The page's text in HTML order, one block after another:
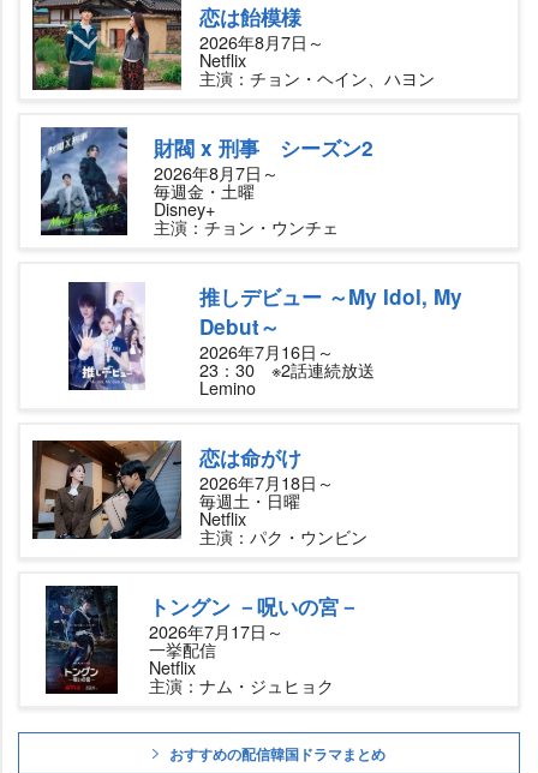
恋は飴模様
2026年8月7日～
Netflix
主演：チョン・ヘイン、ハヨン
財閥 x 刑事 シーズン2
2026年8月7日～
毎週金・土曜
Disney+
主演：チョン・ウンチェ
推しデビュー ～My Idol, My
Debut～
2026年7月16日～
23：30 ※2話連続放送
Lemino
恋は命がけ
2026年7月18日～
毎週土・日曜
Netflix
主演：パク・ウンビン
トングン －呪いの宮－
2026年7月17日～
一挙配信
Netflix
主演：ナム・ジュヒョク
おすすめの配信韓国ドラマまとめ